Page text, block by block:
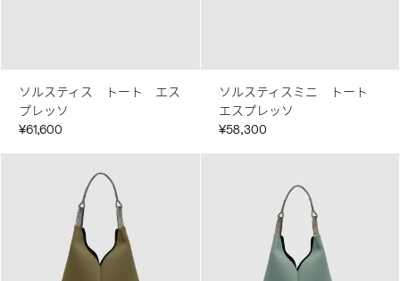
ソルスティス トート エス
プレッソ
¥61,600
ソルスティスミニ トート
エスプレッソ
¥58,300